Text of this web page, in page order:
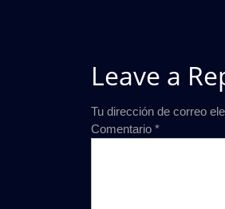
Leave a
Tu dirección de correo
Comentario *